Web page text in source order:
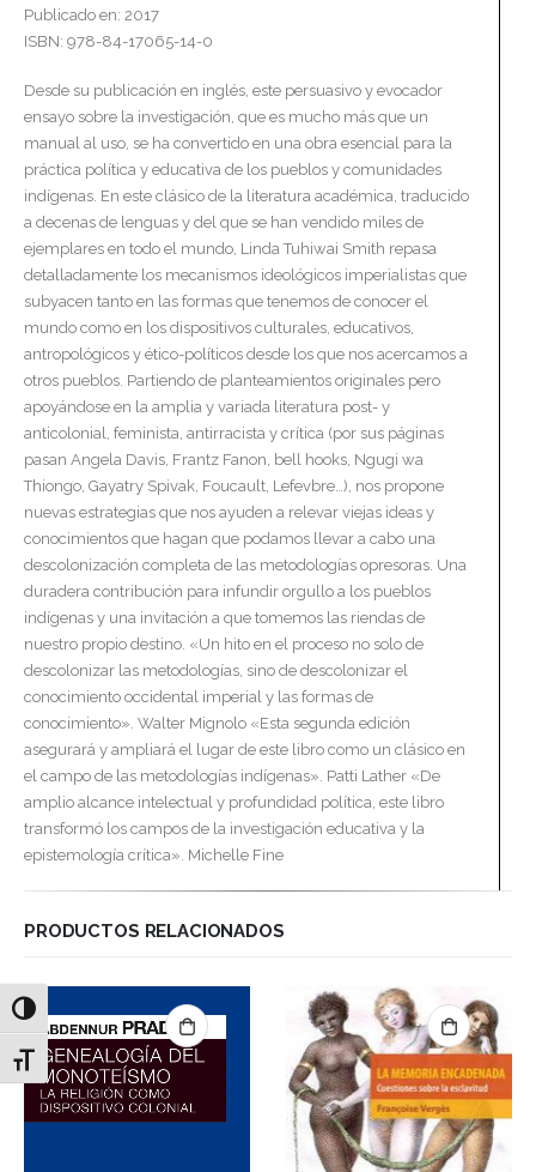
Alternar alto contraste
Alternar tamaño de letra
Publicado en: 2017
ISBN: 978-84-17065-14-0
Desde su publicación en inglés, este persuasivo y evocador
ensayo sobre la investigación, que es mucho más que un
manual al uso, se ha convertido en una obra esencial para la
práctica política y educativa de los pueblos y comunidades
indígenas. En este clásico de la literatura académica, traducido
a decenas de lenguas y del que se han vendido miles de
ejemplares en todo el mundo, Linda Tuhiwai Smith repasa
detalladamente los mecanismos ideológicos imperialistas que
subyacen tanto en las formas que tenemos de conocer el
mundo como en los dispositivos culturales, educativos,
antropológicos y ético-políticos desde los que nos acercamos a
otros pueblos. Partiendo de planteamientos originales pero
apoyándose en la amplia y variada literatura post- y
anticolonial, feminista, antirracista y crítica (por sus páginas
pasan Angela Davis, Frantz Fanon, bell hooks, Ngugi wa
Thiongo, Gayatry Spivak, Foucault, Lefevbre…), nos propone
nuevas estrategias que nos ayuden a relevar viejas ideas y
conocimientos que hagan que podamos llevar a cabo una
descolonización completa de las metodologías opresoras. Una
duradera contribución para infundir orgullo a los pueblos
indígenas y una invitación a que tomemos las riendas de
nuestro propio destino. «Un hito en el proceso no solo de
descolonizar las metodologías, sino de descolonizar el
conocimiento occidental imperial y las formas de
conocimiento». Walter Mignolo «Esta segunda edición
asegurará y ampliará el lugar de este libro como un clásico en
el campo de las metodologías indígenas». Patti Lather «De
amplio alcance intelectual y profundidad política, este libro
transformó los campos de la investigación educativa y la
epistemología crítica». Michelle Fine
PRODUCTOS RELACIONADOS